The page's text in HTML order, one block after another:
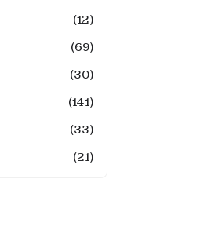
(12)
(69)
(30)
(141)
(33)
(21)